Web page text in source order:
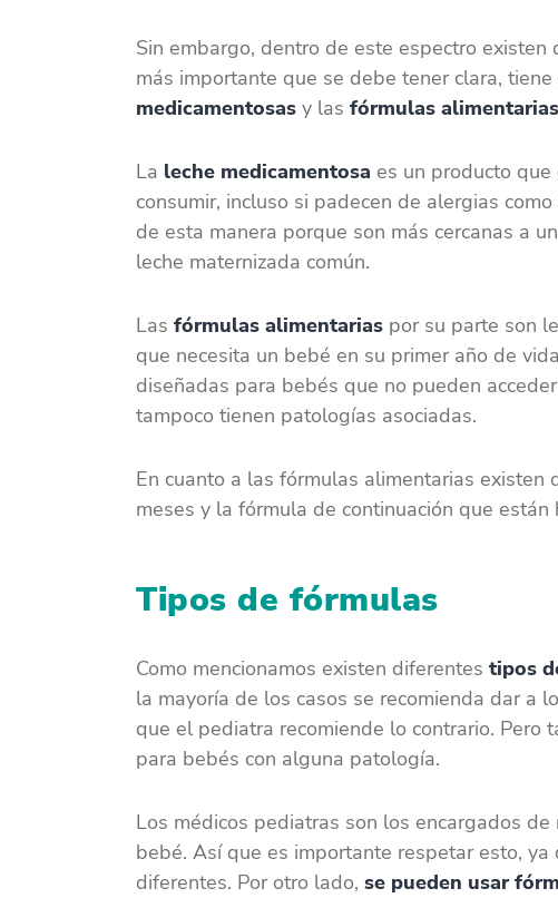
Sin embargo, dentro de este espectro
más importante que se debe tener clara,
medicamentosas y las fórmulas alimentarias
La leche medicamentosa es un producto
consumir, incluso si padecen de alergias
de esta manera porque son más cercanas a
leche maternizada común.
Las fórmulas alimentarias por su parte son
que necesita un bebé en su primer año de
diseñadas para bebés que no pueden
tampoco tienen patologías asociadas.
En cuanto a las fórmulas alimentarias
meses y la fórmula de continuación que
Tipos de fórmulas
Como mencionamos existen diferentes tipos
la mayoría de los casos se recomienda dar a
que el pediatra recomiende lo contrario.
para bebés con alguna patología.
Los médicos pediatras son los encargados
bebé. Así que es importante respetar esto,
diferentes. Por otro lado, se pueden usar